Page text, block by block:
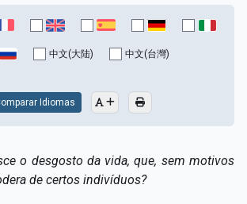
中文(大陆) 中文(台灣)
Idiomas
o desgosto da vida, que, sem motivos
de certos indivíduos?